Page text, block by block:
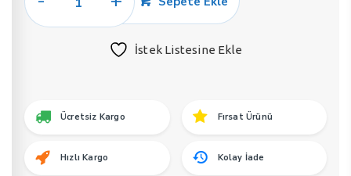
EDP
İstek Listesine Ekle
Ücretsiz Kargo Fırsat Ürünü
Hızlı Kargo Kolay İade